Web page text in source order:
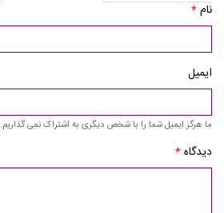
نام*
ایمیل
ما هرگز ایمیل شما را با شخص دیگری به اشتراک نمی گذاریم.
دیدگاه*